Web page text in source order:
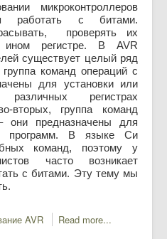
микроконтроллеров
работать с битами.
проверять их
регистре. В AVR
существует целый ряд
команд операций с
для установки или
регистрах
вторых, группа команд
они предназначены для
программ. В языке Си
команд, поэтому у
часто возникает
с битами. Эту тему мы
AVR Read more...